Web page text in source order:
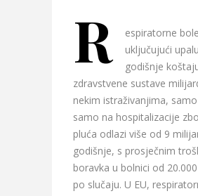
R
espiratorne
uključujući
godišnje
zdravstvene sustave
nekim istraživanjima,
samo na hospitalizacije
pluća odlazi više od 9
godišnje, s prosječnim
boravka u bolnici od
po slučaju. U EU,